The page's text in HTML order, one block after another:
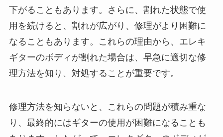
下がることもあります。さらに、割れた状態で使
用を続けると、割れが広がり、修理がより困難に
なることもあります。これらの理由から、エレキ
ギターのボディが割れた場合は、早急に適切な修
理方法を知り、対処することが重要です。
修理方法を知らないと、これらの問題が積み重な
り、最終的にはギターの使用が困難になることも